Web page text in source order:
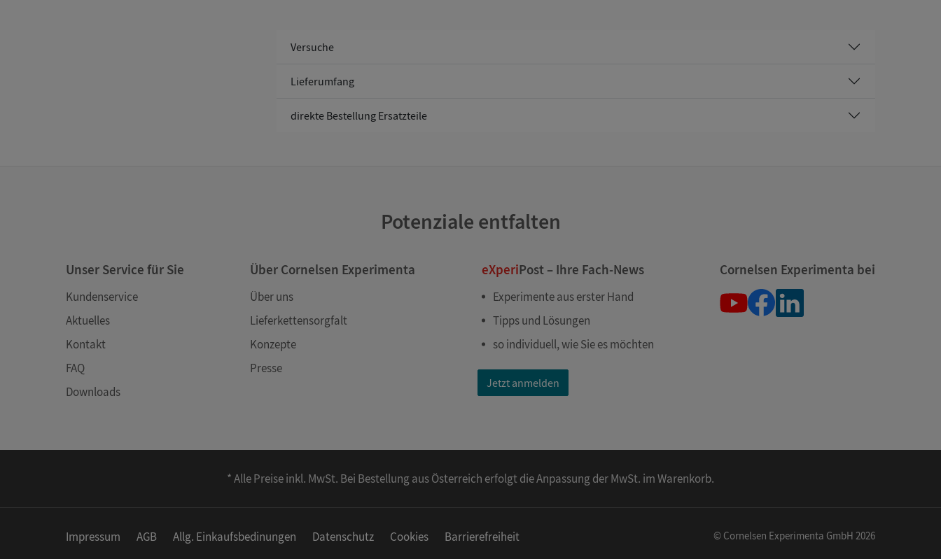
Ablaufpläne
durchführen und so z. B. entdecken, dass Pflanzen zum Licht wachsen.
Versuche
Lieferumfang
direkte Bestellung Ersatzteile
Potenziale entfalten
Unser Service für Sie
Kundenservice
Aktuelles
Kontakt
FAQ
Downloads
Über Cornelsen Experimenta
Über uns
Lieferkettensorgfalt
Konzepte
Presse
eXperiPost – Ihre Fach-News
Experimente aus erster Hand
Tipps und Lösungen
so individuell, wie Sie es möchten
Jetzt anmelden
Cornelsen Experimenta bei
* Alle Preise inkl. MwSt. Bei Bestellung aus Österreich erfolgt die Anpassung der MwSt. im Warenkorb.
Impressum AGB Allg. Einkaufsbedinungen Datenschutz Cookies Barrierefreiheit © Cornelsen Experimenta GmbH 2026